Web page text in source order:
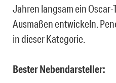
Jahren langsam ein Oscar-
Ausmaßen entwickeln.
in dieser Kategorie.
Bester Nebendarsteller: